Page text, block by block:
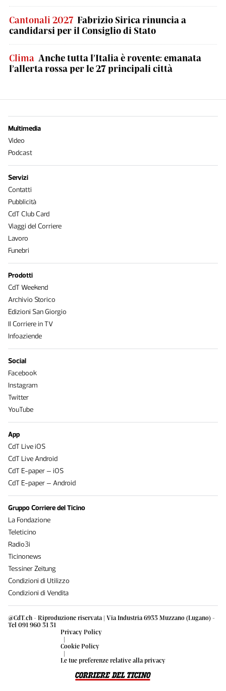
Cantonali 2027 Fabrizio Sirica rinuncia a
candidarsi per il Consiglio di Stato
Clima Anche tutta l’Italia è rovente: emanata
l’allerta rossa per le 27 principali città
@CdT.ch - Riproduzione riservata | Via Industria 6933 Muzzano (Lugano) -
Tel 091 960 31 31
Privacy Policy
|
Cookie Policy
|
Le tue preferenze relative alla privacy
Multimedia
Video
Podcast
Servizi
Contatti
Pubblicità
CdT Club Card
Viaggi del Corriere
Lavoro
Funebri
Prodotti
CdT Weekend
Archivio Storico
Edizioni San Giorgio
Il Corriere in TV
Infoaziende
Social
Facebook
Instagram
Twitter
YouTube
App
CdT Live iOS
CdT Live Android
CdT E-paper – iOS
CdT E-paper – Android
Gruppo Corriere del Ticino
La Fondazione
Teleticino
Radio3i
Ticinonews
Tessiner Zeitung
Condizioni di Utilizzo
Condizioni di Vendita